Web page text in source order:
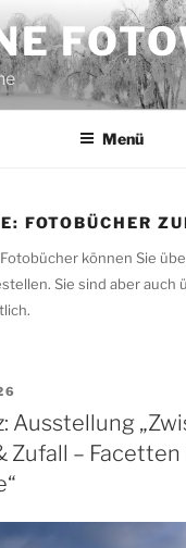
Menü
FOTOBÜCHER
können Sie
Sie sind aber auch
Ausstellung
Zufall –